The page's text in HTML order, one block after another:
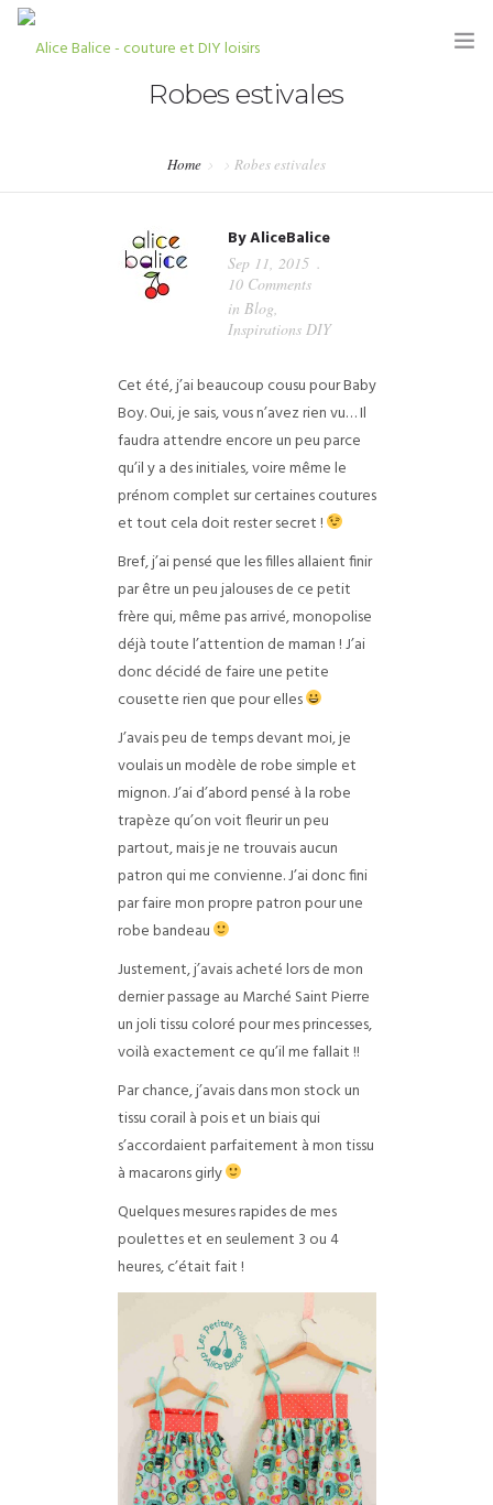
HOME
PARTENARIATS & PRESSE
Robes estivales
Home Robes estivales
ByAliceBalice
Sep 11, 2015
10 Comments
in Blog,
Inspirations DIY
Cet été, j’ai beaucoup cousu pour Baby
Boy. Oui, je sais, vous n’avez rien vu… Il
faudra attendre encore un peu parce
qu’il y a des initiales, voire même le
prénom complet sur certaines coutures
et tout cela doit rester secret !
Bref, j’ai pensé que les filles allaient finir
par être un peu jalouses de ce petit
frère qui, même pas arrivé, monopolise
déjà toute l’attention de maman ! J’ai
donc décidé de faire une petite
cousette rien que pour elles
J’avais peu de temps devant moi, je
voulais un modèle de robe simple et
mignon. J’ai d’abord pensé à la robe
trapèze qu’on voit fleurir un peu
partout, mais je ne trouvais aucun
patron qui me convienne. J’ai donc fini
par faire mon propre patron pour une
robe bandeau
Justement, j’avais acheté lors de mon
dernier passage au Marché Saint Pierre
un joli tissu coloré pour mes princesses,
voilà exactement ce qu’il me fallait !!
Par chance, j’avais dans mon stock un
tissu corail à pois et un biais qui
s’accordaient parfaitement à mon tissu
à macarons girly
Quelques mesures rapides de mes
poulettes et en seulement 3 ou 4
heures, c’était fait !